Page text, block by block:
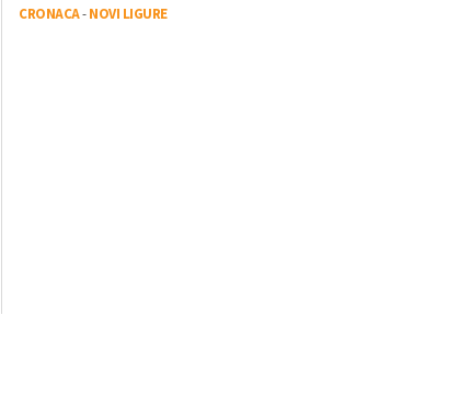
CRONACA-NOVI LIGURE